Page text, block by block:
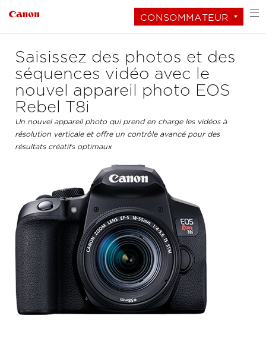
CONSOMMATEUR
Saisissez des photos et des
séquences vidéo avec le
nouvel appareil photo EOS
Rebel T8i
Un nouvel appareil photo qui prend en charge les vidéos à
résolution verticale et offre un contrôle avancé pour des
résultats créatifs optimaux